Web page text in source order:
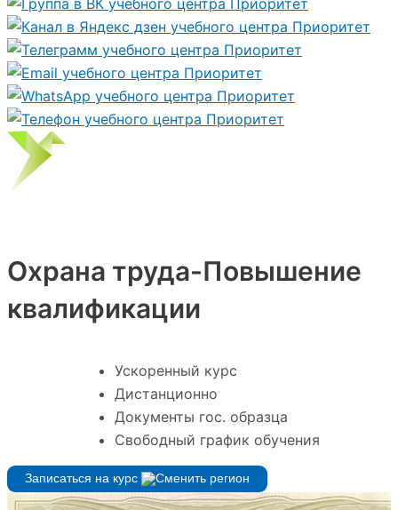
Охрана труда-Повышение
квалификации
Ускоренный курс
Дистанционно
Документы гос. образца
Свободный график обучения
Записаться на курс